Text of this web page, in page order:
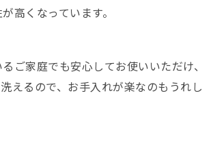
高くなっています。
ご家庭でも安心してお使いいただけ、
えるので、お手入れが楽なのもうれし